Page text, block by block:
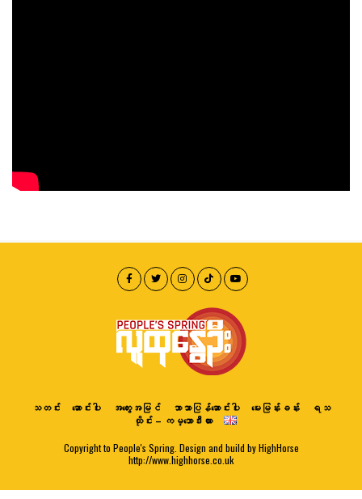
သတင်း ဆောင်းပါး အတွေးအမြင် ဘာသာပြန်ဆောင်းပါး မေးမြန်းခန်း
ရသ
ထိုင်း – ကမ္ဘောဒီးယား
Copyright to People's Spring. Design and build by HighHorse
http://www.highhorse.co.uk